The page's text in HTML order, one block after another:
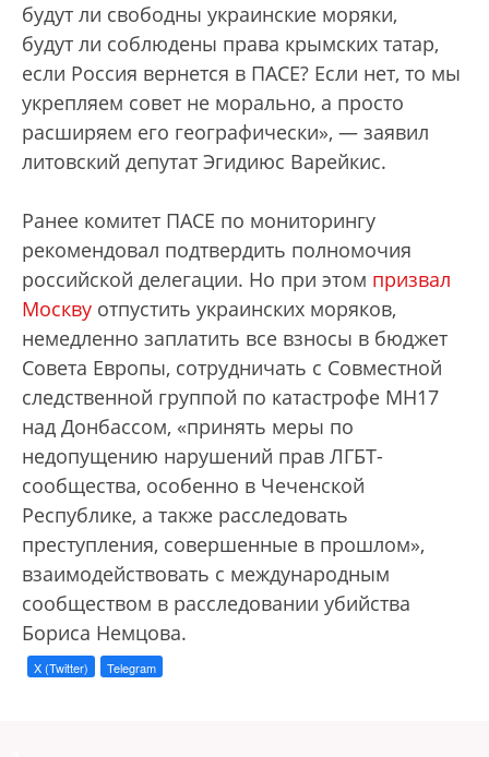
будут ли свободны украинские моряки,
будут ли соблюдены права крымских татар,
если Россия вернется в ПАСЕ? Если нет, то мы
укрепляем совет не морально, а просто
расширяем его географически», — заявил
литовский депутат Эгидиюс Варейкис.
Ранее комитет ПАСЕ по мониторингу
рекомендовал подтвердить полномочия
российской делегации. Но при этом призвал
Москву отпустить украинских моряков,
немедленно заплатить все взносы в бюджет
Совета Европы, сотрудничать с Совместной
следственной группой по катастрофе MH17
над Донбассом, «принять меры по
недопущению нарушений прав ЛГБТ-
сообщества, особенно в Чеченской
Республике, а также расследовать
преступления, совершенные в прошлом»,
взаимодействовать с международным
сообществом в расследовании убийства
Бориса Немцова.
X (Twitter) Telegram